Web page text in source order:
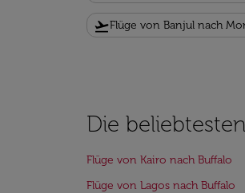
flight_takeoffFlüge von Banjul nach
Die
Flüge von Kairo nach Buffalo
Flüge von Lagos nach Buffalo